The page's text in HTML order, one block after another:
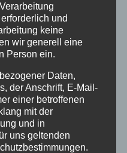
Brennstoff
Öfen kommen von uns
Energie
Hagos
Heiztipp Heizung
klimaneutral
und
keine
wir generell eine
Person ein.
Daten,
der Anschrift, E-Mail-
einer betroffenen
mit der
und in
uns geltenden